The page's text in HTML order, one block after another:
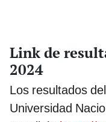
Link de
2024
Los resultados
Universidad